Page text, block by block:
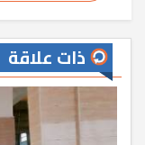
ذات علاقة